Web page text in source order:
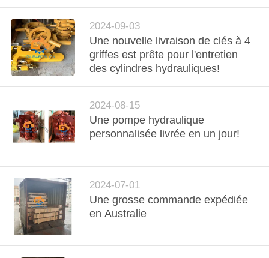
CONTRÔLE
DE
LA
QUALITÉ
NOUS
CONTACTER
NOUVELLES
LES
AFFAIRES
2024-09-03
Une nouvelle livraison de clés à 4
griffes est prête pour l'entretien
des cylindres hydrauliques!
2024-08-15
Une pompe hydraulique
personnalisée livrée en un jour!
2024-07-01
Une grosse commande expédiée
en Australie